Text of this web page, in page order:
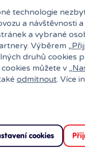
technologie
a návštěvnosti
a vybrané
Výběrem „
druhů cookies
můžete v „
odmítnout. Více
cookies